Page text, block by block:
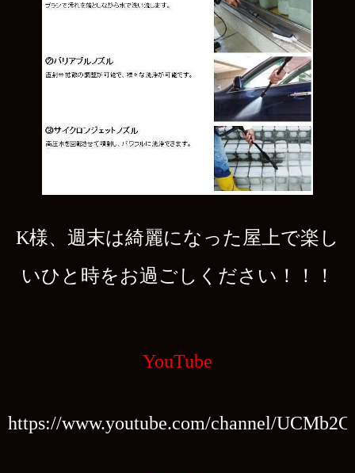
K様、週末は綺麗になった屋上で楽し
いひと時をお過ごしください！！！
YouTube
https://www.youtube.com/channel/